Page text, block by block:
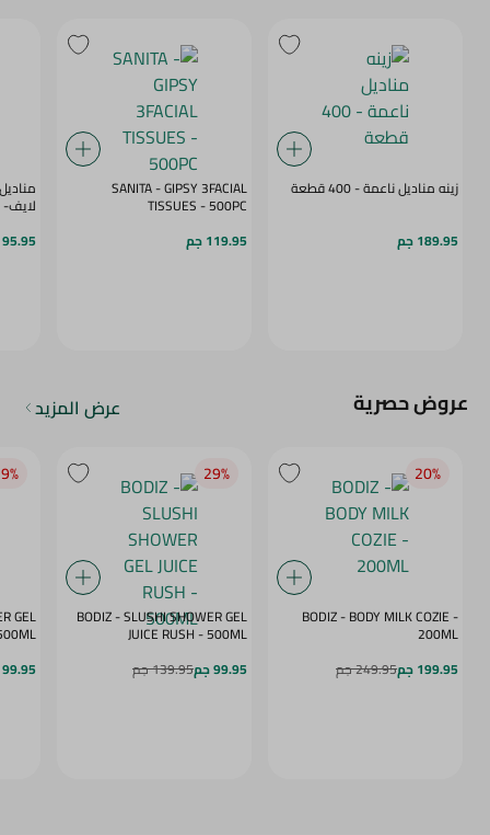
زينه مناديل ناعمة - 400 قطعة
189.95 جم
SANITA - GIPSY 3FACIAL
TISSUES - 500PC
119.95 جم
لايف- 550قطعة
95.95 جم
عروض حصرية عرض المزيد
20‎%‎
BODIZ - BODY MILK COZIE -
200ML
199.95 جم
249.95 جم
29‎%‎
BODIZ - SLUSHI SHOWER GEL
JUICE RUSH - 500ML
99.95 جم
139.95 جم
GEL
DAZE - 500ML
99.95 جم